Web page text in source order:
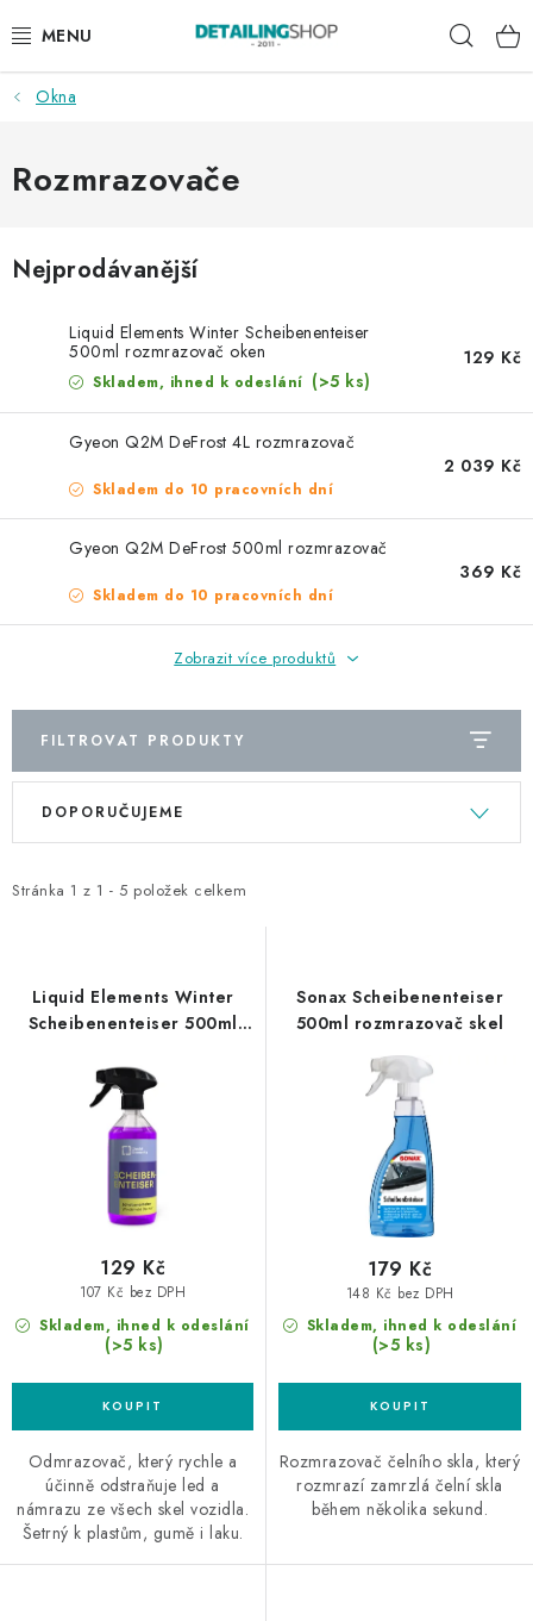
na
AKCE
NOVINKY
INTERIÉR
PŘÍSLUŠENSTVÍ
DÁRKOVÉ SADY A POUKAZY
KONTAKTY
PRODÁVANÉ ZNAČKY
Věrnostní program
Všeobecné obchodní podmínky
Podmínky ochrany osobních údajů
Okna
Rozmrazovače
Nejprodávanější
Liquid Elements Winter Scheibenenteiser
500ml rozmrazovač oken
Skladem, ihned k odeslání (>5 ks)
129 Kč
Gyeon Q2M DeFrost 4L rozmrazovač
Skladem do 10 pracovních dní
2 039 Kč
Gyeon Q2M DeFrost 500ml rozmrazovač
Skladem do 10 pracovních dní
369 Kč
Zobrazit více produktů
FILTROVAT PRODUKTY
V
i
Stránka 1 z 1 - 5 položek celkem
Ř
e
DOPORUČUJEME
Liquid Elements Winter
Scheibenenteiser 500ml
Skladem, ihned k odeslání
(>5 ks)
107 Kč bez DPH
129 Kč
Odmrazovač, který rychle a
účinně odstraňuje led a
námrazu ze všech skel vozidla.
Šetrný k plastům, gumě i laku.
Sonax Scheibenenteiser
500ml rozmrazovač skel
Skladem, ihned k odeslání
(>5 ks)
148 Kč bez DPH
179 Kč
Rozmrazovač čelního skla, který
rozmrazí zamrzlá čelní skla
během několika sekund.